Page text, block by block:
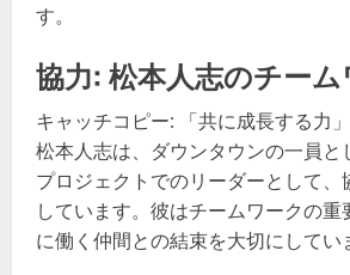
す。
協力: 松本人志のチーム
キャッチコピー: 「共に成長する力」
松本人志は、ダウンタウンの一員と
プロジェクトでのリーダーとして、
しています。彼はチームワークの
に働く仲間との結束を大切にしてい